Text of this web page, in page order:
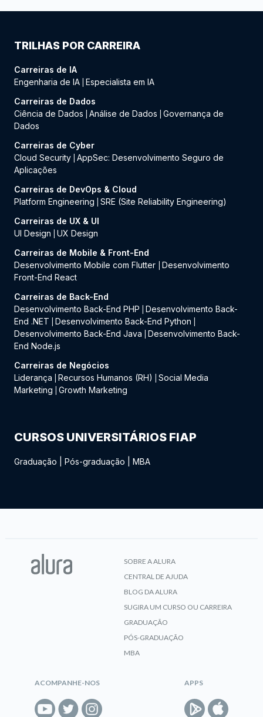
TRILHAS POR CARREIRA
Carreiras de IA
Engenharia de IA Especialista em IA
Carreiras de Dados
Ciência de Dados
Análise de Dados
Governança de
Dados
Carreiras de Cyber
Cloud Security AppSec: Desenvolvimento Seguro de
Aplicações
Carreiras de DevOps & Cloud
Platform Engineering
SRE (Site Reliability Engineering)
Carreiras de UX & UI
UI Design
UX Design
Carreiras de Mobile & Front-End
Desenvolvimento Mobile com Flutter
Desenvolvimento
Front-End React
Carreiras de Back-End
Desenvolvimento Back-End PHP
Desenvolvimento Back-
End .NET
Desenvolvimento Back-End Python
Desenvolvimento Back-End Java
Desenvolvimento Back-
End Node.js
Carreiras de Negócios
Liderança
Recursos Humanos (RH)
Social Media
Marketing
Growth Marketing
CURSOS UNIVERSITÁRIOS FIAP
Graduação Pós-graduação MBA
SOBRE A ALURA
CENTRAL DE AJUDA
BLOG DA ALURA
SUGIRA UM CURSO OU CARREIRA
GRADUAÇÃO
PÓS-GRADUAÇÃO
MBA
ACOMPANHE-NOS APPS